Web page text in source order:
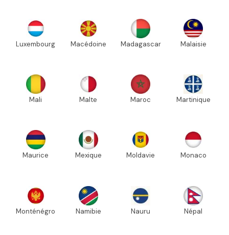
Luxembourg Macédoine Madagascar Malaisie
Mali Malte Maroc Martinique
Maurice Mexique Moldavie Monaco
Monténégro Namibie Nauru Népal